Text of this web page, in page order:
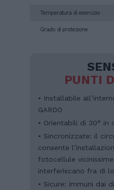
Temperatura di esercizio
Grado di protezione
PUNTI
• Installabile
GARDO
• Orientabili di 30° in
• Sincronizzate: il
consente
fotocellule
interferiscano fra di
• Sicure: immuni dai